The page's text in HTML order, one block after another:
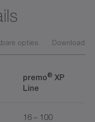
opties Downloads
premo® XP
Line
16 – 100